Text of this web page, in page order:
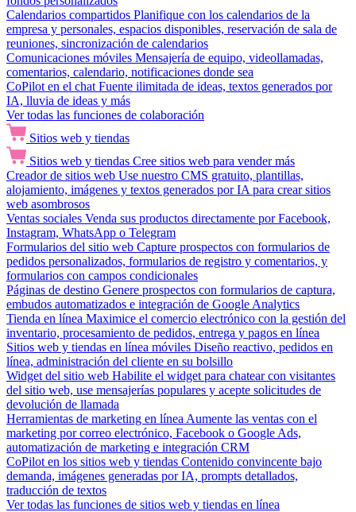
Calendarios compartidos Planifique con los calendarios de la
empresa y personales, espacios disponibles, reservación de sala de
reuniones, sincronización de calendarios
Comunicaciones móviles Mensajería de equipo, videollamadas,
comentarios, calendario, notificaciones donde sea
CoPilot en el chat Fuente ilimitada de ideas, textos generados por
IA, lluvia de ideas y más
Ver todas las funciones de colaboración
Sitios web y tiendas
Sitios web y tiendas Cree sitios web para vender más
Creador de sitios web Use nuestro CMS gratuito, plantillas,
alojamiento, imágenes y textos generados por IA para crear sitios
web asombrosos
Ventas sociales Venda sus productos directamente por Facebook,
Instagram, WhatsApp o Telegram
Formularios del sitio web Capture prospectos con formularios de
pedidos personalizados, formularios de registro y comentarios, y
formularios con campos condicionales
Páginas de destino Genere prospectos con formularios de captura,
embudos automatizados e integración de Google Analytics
Tienda en línea Maximice el comercio electrónico con la gestión del
inventario, procesamiento de pedidos, entrega y pagos en línea
Sitios web y tiendas en línea móviles Diseño reactivo, pedidos en
línea, administración del cliente en su bolsillo
Widget del sitio web Habilite el widget para chatear con visitantes
del sitio web, use mensajerías populares y acepte solicitudes de
devolución de llamada
Herramientas de marketing en línea Aumente las ventas con el
marketing por correo electrónico, Facebook o Google Ads,
automatización de marketing e integración CRM
CoPilot en los sitios web y tiendas Contenido convincente bajo
demanda, imágenes generadas por IA, prompts detallados,
traducción de textos
Ver todas las funciones de sitios web y tiendas en línea